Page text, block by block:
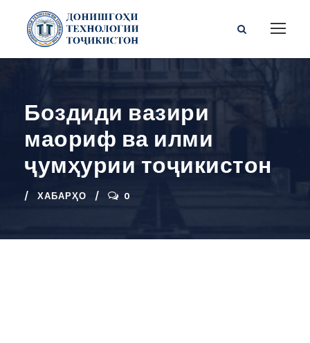
Боздиди вазири
маориф ва илми
ҷумҳурии тоҷикистон
ХАБАРҲО 0